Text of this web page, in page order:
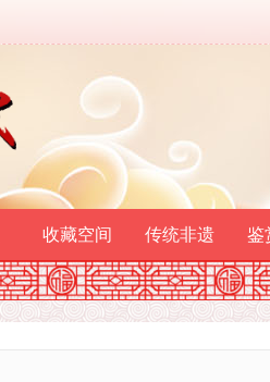
收藏空间 传统非遗 鉴